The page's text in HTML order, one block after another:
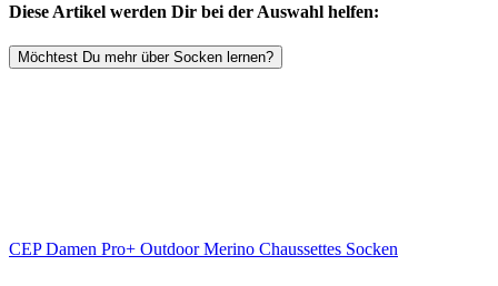
Diese Artikel werden Dir bei der Auswahl helfen:
Möchtest Du mehr über Socken lernen?
CEP Damen Pro+ Outdoor Merino Chaussettes Socken